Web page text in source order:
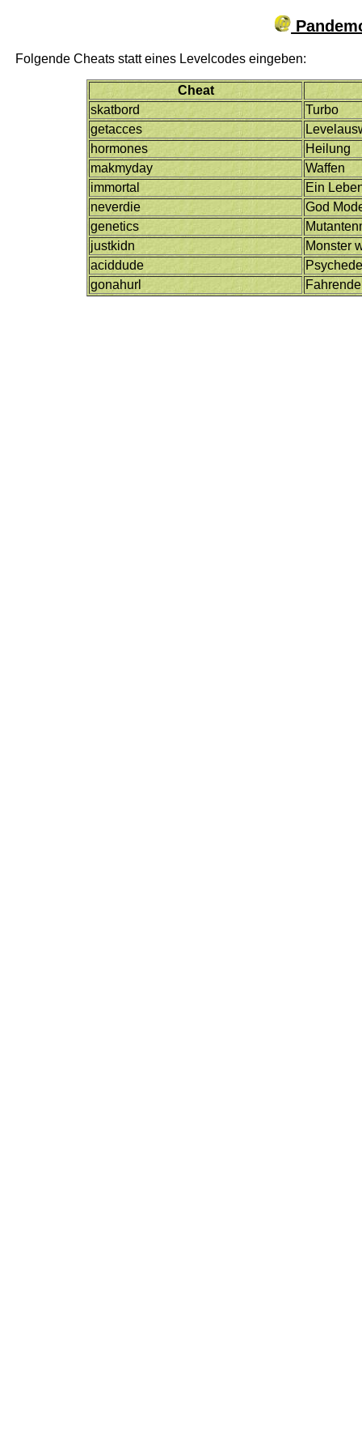
Folgende Cheats statt eines Levelcodes eingeben:
Cheat
skatbord
Turbo
getacces
hormones
Heilung
makmyday
Waffen
immortal
Ein
neverdie
God
genetics
justkidn
Monster
aciddude
gonahurl